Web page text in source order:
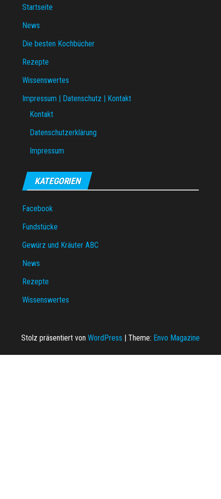
Startseite
News
Die besten Kochbücher
Rezepte
Wissenswertes
Impressum | Datenschutz | Kontakt
Kontakt
Datenschutzerklärung
Impressum
KATEGORIEN
Facebook
Fundstücke
Gewürz und Kräuter ABC
News
Rezepte
Wissenswertes
Stolz präsentiert von WordPress | Theme: Envo Magazine